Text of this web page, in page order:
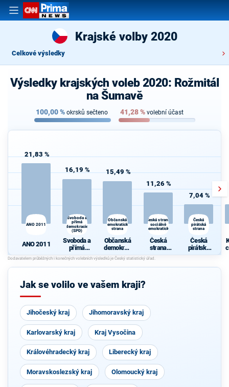
Krajské volby 2020
Celkové výsledky
Výsledky krajských voleb 2020: Rožmitál
na Šumavě
100,00% okrsků sečteno 41,28% volební účast
21,83 %
ANO 2011
ANO 2011
16,19 %
Svoboda a
přímá
demokracie
(SPD)
Svoboda a
přímá
demokraci
e (SPD)
15,49 %
Občanská
demokratická
strana
Občanská
demokrati
cká strana
11,26 %
Česká strana
sociálně
demokratická
Česká
strana
sociálně
demokrati
cká
7,04 %
Česká
pirátská
strana
Česká
pirátská
strana
Jak se volilo ve vašem kraji?
Jihočeský kraj Jihomoravský kraj
Karlovarský kraj Kraj Vysočina
Královéhradecký kraj Liberecký kraj
Moravskoslezský kraj Olomoucký kraj